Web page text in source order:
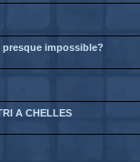
impossible?
A CHELLES